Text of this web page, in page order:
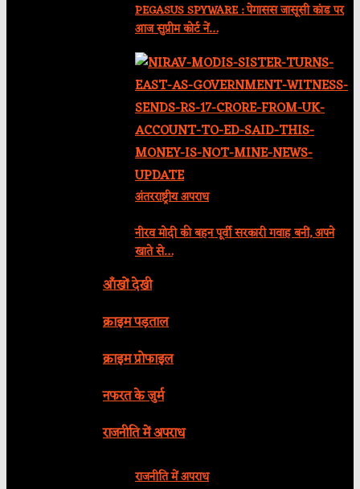
PEGASUS SPYWARE : पेगासस जासूसी कांड पर
आज सुप्रीम कोर्ट नें…
अंतरराष्ट्रीय अपराध
नीरव मोदी की बहन पूर्वी सरकारी गवाह बनीं, अपने
खाते से…
आँखों देखी
क्राइम पड़ताल
क्राइम प्रोफाइल
नफरत के जुर्म
राजनीति में अपराध
राजनीति में अपराध